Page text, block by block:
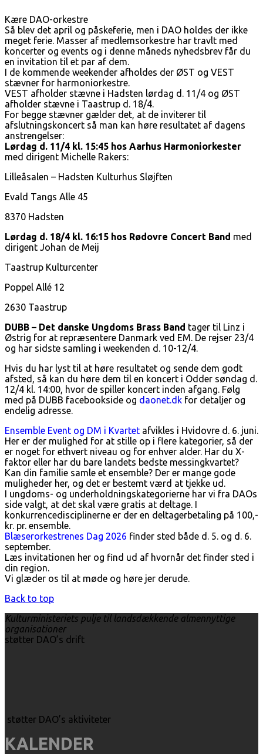
Kære DAO-orkestre
Så blev det april og påskeferie, men i DAO holdes der ikke
meget ferie. Masser af medlemsorkestre har travlt med
koncerter og events og i denne måneds nyhedsbrev får du
en invitation til et par af dem.
I de kommende weekender afholdes der ØST og VEST
stævner for harmoniorkestre.
VEST afholder stævne i Hadsten lørdag d. 11/4 og ØST
afholder stævne i Taastrup d. 18/4.
For begge stævner gælder det, at de inviterer til
afslutningskoncert så man kan høre resultatet af dagens
anstrengelser:
Lørdag d. 11/4 kl. 15:45 hos Aarhus Harmoniorkester
med dirigent Michelle Rakers:
Lilleåsalen – Hadsten Kulturhus Sløjften
Evald Tangs Alle 45
8370 Hadsten
Lørdag d. 18/4 kl. 16:15 hos Rødovre Concert Band med
dirigent Johan de Meij
Taastrup Kulturcenter
Poppel Allé 12
2630 Taastrup
DUBB – Det danske Ungdoms Brass Band tager til Linz i
Østrig for at repræsentere Danmark ved EM. De rejser 23/4
og har sidste samling i weekenden d. 10-12/4.
Hvis du har lyst til at høre resultatet og sende dem godt
afsted, så kan du høre dem til en koncert i Odder søndag d.
12/4 kl. 14:00, hvor de spiller koncert inden afgang. Følg
med på DUBB facebookside og daonet.dk for detaljer og
endelig adresse.
Ensemble Event og DM i Kvartet afvikles i Hvidovre d. 6. juni.
Her er der mulighed for at stille op i flere kategorier, så der
er noget for ethvert niveau og for enhver alder. Har du X-
faktor eller har du bare landets bedste messingkvartet?
Kan din familie samle et ensemble? Der er mange gode
muligheder her, og det er bestemt værd at tjekke ud.
I ungdoms- og underholdningskategorierne har vi fra DAOs
side valgt, at det skal være gratis at deltage. I
konkurrencedisciplinerne er der en deltagerbetaling på 100,-
kr. pr. ensemble.
Blæserorkestrenes Dag 2026 finder sted både d. 5. og d. 6.
september.
Læs invitationen her og find ud af hvornår det finder sted i
din region.
Vi glæder os til at møde og høre jer derude.
Back to top
Kulturministeriets pulje til landsdækkende almennyttige
organisationer
støtter DAO’s drift
støtter DAO’s aktiviteter
KALENDER